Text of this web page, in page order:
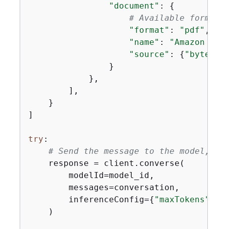
"document" : {
# Available
"format" : "pdf" ,
"name" :
"Amazon
"source" : { "bytes"
                }
            },
        ],
    }
]
try :
# Send the message to the model,
    response = client.converse(
        modelId=model_id,
        messages=conversation,
        inferenceConfig=
{ "maxTokens"
    )